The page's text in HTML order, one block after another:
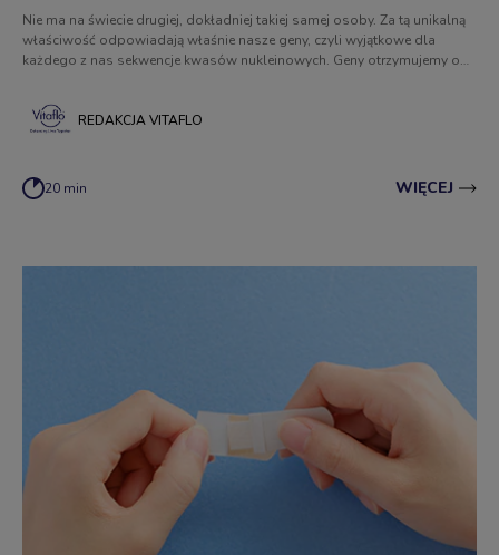
Nie ma na świecie drugiej, dokładniej takiej samej osoby. Za tą unikalną
właściwość odpowiadają właśnie nasze geny, czyli wyjątkowe dla
każdego z nas sekwencje kwasów nukleinowych. Geny otrzymujemy od
REDAKCJA VITAFLO
20 min WIĘCEJ